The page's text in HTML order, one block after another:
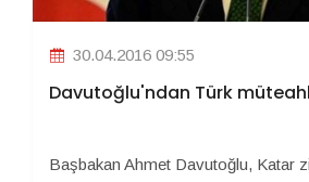
30.04.2016 09:55
Davutoğlu'ndan Türk
Başbakan Ahmet Davutoğlu, Katar